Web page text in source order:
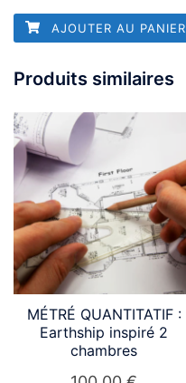
AJOUTER AU PANIER
Produits similaires
MÉTRÉ QUANTITATIF :
Earthship inspiré 2
chambres